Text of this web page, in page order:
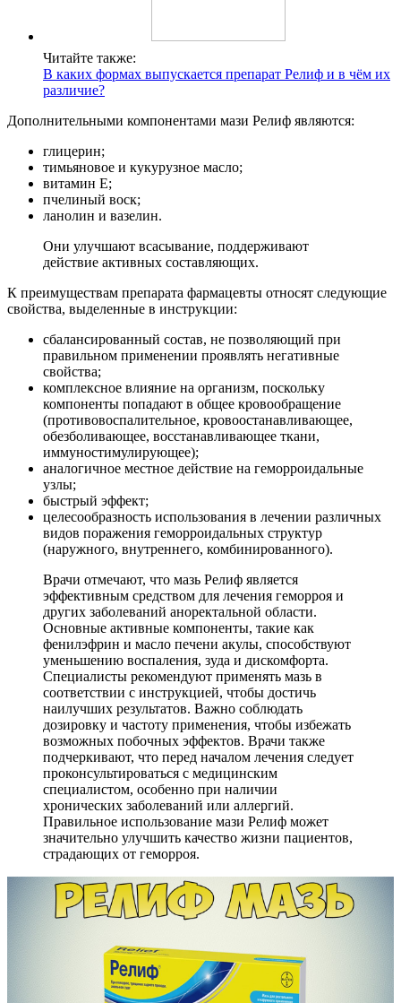
Читайте также:
В каких формах выпускается препарат Релиф и в чём их
различие?
Дополнительными компонентами мази Релиф являются:
глицерин;
тимьяновое и кукурузное масло;
витамин Е;
пчелиный воск;
ланолин и вазелин.
Они улучшают всасывание, поддерживают
действие активных составляющих.
К преимуществам препарата фармацевты относят следующие
свойства, выделенные в инструкции:
сбалансированный состав, не позволяющий при
правильном применении проявлять негативные
свойства;
комплексное влияние на организм, поскольку
компоненты попадают в общее кровообращение
(противовоспалительное, кровоостанавливающее,
обезболивающее, восстанавливающее ткани,
иммуностимулирующее);
аналогичное местное действие на геморроидальные
узлы;
быстрый эффект;
целесообразность использования в лечении различных
видов поражения геморроидальных структур
(наружного, внутреннего, комбинированного).
Врачи отмечают, что мазь Релиф является
эффективным средством для лечения геморроя и
других заболеваний аноректальной области.
Основные активные компоненты, такие как
фенилэфрин и масло печени акулы, способствуют
уменьшению воспаления, зуда и дискомфорта.
Специалисты рекомендуют применять мазь в
соответствии с инструкцией, чтобы достичь
наилучших результатов. Важно соблюдать
дозировку и частоту применения, чтобы избежать
возможных побочных эффектов. Врачи также
подчеркивают, что перед началом лечения следует
проконсультироваться с медицинским
специалистом, особенно при наличии
хронических заболеваний или аллергий.
Правильное использование мази Релиф может
значительно улучшить качество жизни пациентов,
страдающих от геморроя.